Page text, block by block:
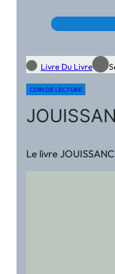
Livre Du Livre
COIN DE LECTURE
Le livre